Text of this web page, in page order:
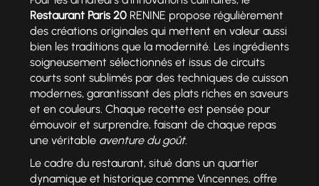
Restaurant Paris 20RENINE propose régulièrement
des créations originales qui mettent en valeur aussi
bien les traditions que la modernité. Les ingrédients
soigneusement sélectionnés et issus de circuits
courts sont sublimés par des techniques de cuisson
modernes, garantissant des plats riches en saveurs
et en couleurs. Chaque recette est pensée pour
émouvoir et surprendre, faisant de chaque repas
une véritable aventure du goût.
Le cadre du restaurant, situé dans un quartier
dynamique et historique comme Vincennes, offre